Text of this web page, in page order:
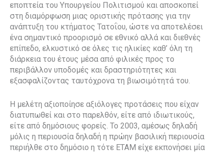
εποπτεία του Υπουργείου Πολιτισμού και αποσκοπεί
στη διαμόρφωση μιας οριστικής πρότασης για την
ανάπτυξη του κτήματος Τατοΐου, ώστε να αποτελέσει
ένα σημαντικό προορισμό σε εθνικό αλλά και διεθνές
επίπεδο, ελκυστικό σε όλες τις ηλικίες καθ’ όλη τη
διάρκεια του έτους μέσα από φιλικές προς το
περιβάλλον υποδομές και δραστηριότητες και
εξασφαλίζοντας ταυτόχρονα τη βιωσιμότητά του.
Η μελέτη αξιοποίησε αξιόλογες προτάσεις που είχαν
διατυπωθεί και στο παρελθόν, είτε από ιδιωτικούς,
είτε από δημόσιους φορείς. Το 2003, αμέσως δηλαδή
μόλις η περιουσία δηλαδή η πρώην βασιλική περιουσία
περιήλθε στο δημόσιο η τότε ΕΤΑΜ είχε εκπονήσει μία